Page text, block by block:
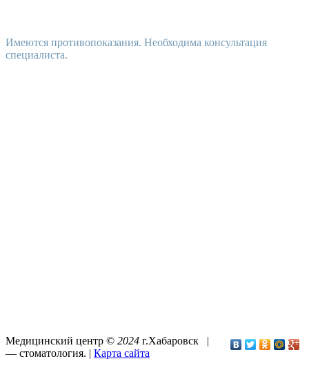
Имеются противопоказания. Необходима консультация
специалиста.
Медицинский центр © 2024 г.Хабаровск |
— стоматология. | Карта сайта